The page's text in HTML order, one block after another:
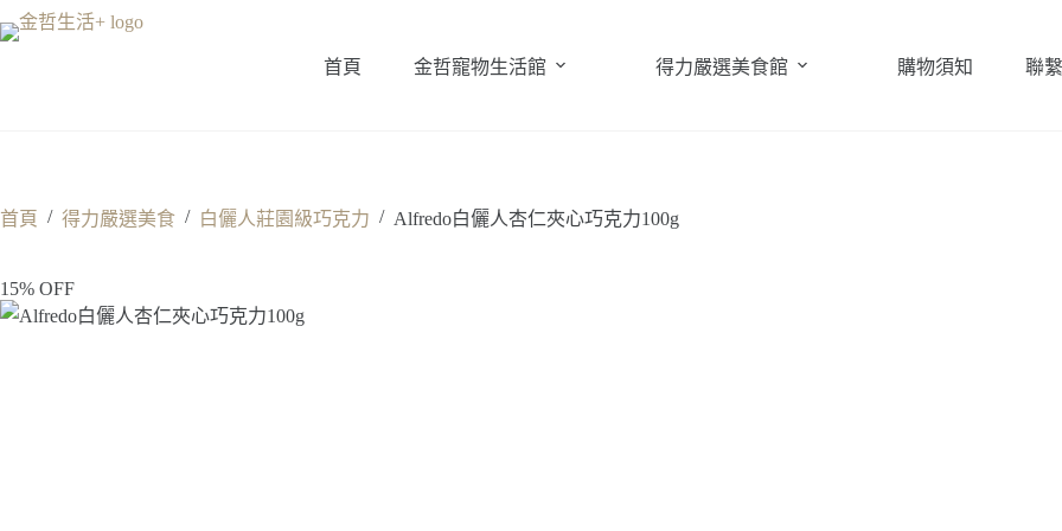
至
首頁 金哲寵物生活館 得力嚴選美食館 購物須知 聯
首頁 / 得力嚴選美食 / 白儷人莊園級巧克力 / Alfredo白儷人杏仁夾心巧克力100g
15% OFF